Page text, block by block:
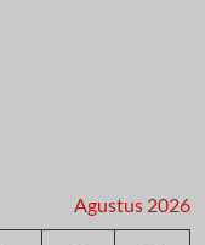
Agustus 2026